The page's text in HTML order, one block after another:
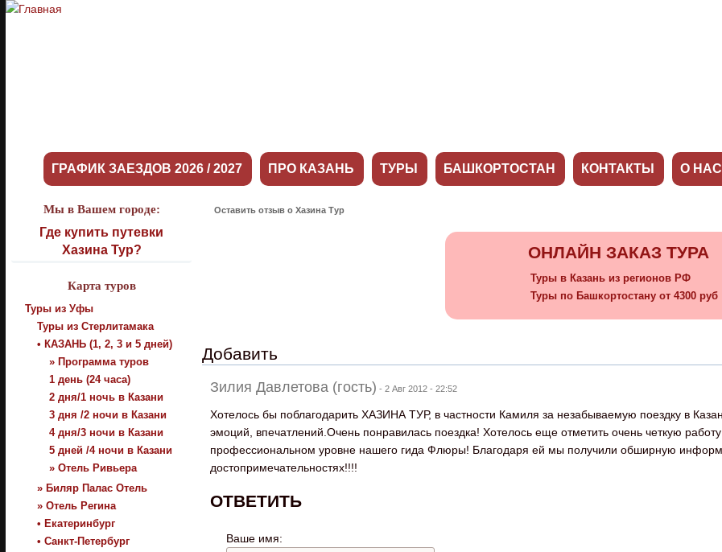
ГРАФИК ЗАЕЗДОВ 2026 / 2027 ПРО КАЗАНЬ ТУРЫ БАШКОРТОСТАН КОНТАКТЫ О НАС
Мы в Вашем городе:
Где купить путевки
Хазина Тур?
Карта туров
Туры из Уфы
Туры из Стерлитамака
• КАЗАНЬ (1, 2, 3 и 5 дней)
» Программа туров
1 день (24 часа)
2 дня/1 ночь в Казани
3 дня /2 ночи в Казани
4 дня/3 ночи в Казани
5 дней /4 ночи в Казани
» Отель Ривьера
» Биляр Палас Отель
» Отель Регина
• Екатеринбург
• Санкт-Петербург
Оставить отзыв о Хазина Тур
ОНЛАЙН ЗАКАЗ ТУРА
Туры в Казань из регионов РФ
Туры по Башкортостану от 4300 руб
Добавить
Зилия Давлетова (гость) - 2 Авг 2012 - 22:52
Хотелось бы поблагодарить ХАЗИНА ТУР, в частности Камиля за незабываемую поездку в
эмоций, впечатлений.Очень понравилась поездка! Хотелось еще отметить очень четкую
профессиональном уровне нашего гида Флюры! Благодаря ей мы получили обширную
достопримечательностях!!!!
ОТВЕТИТЬ
Ваше имя: